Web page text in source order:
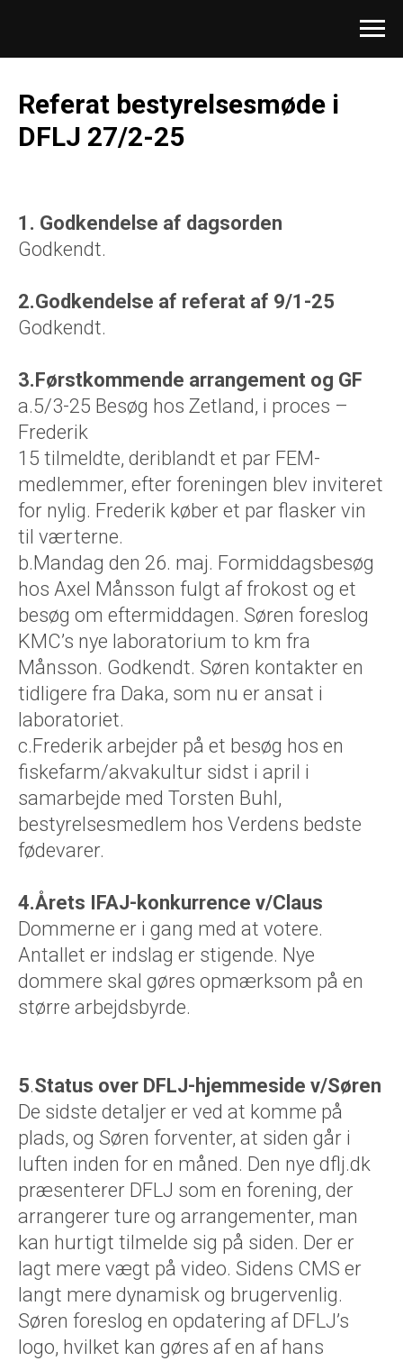
Referat bestyrelsesmøde i
DFLJ 27/2-25
1. Godkendelse af dagsorden
Godkendt.
2.Godkendelse af referat af 9/1-25
Godkendt.
3.Førstkommende arrangement og GF
a.5/3-25 Besøg hos Zetland, i proces –
Frederik
15 tilmeldte, deriblandt et par FEM-
medlemmer, efter foreningen blev inviteret
for nylig. Frederik køber et par flasker vin
til værterne.
b.Mandag den 26. maj. Formiddagsbesøg
hos Axel Månsson fulgt af frokost og et
besøg om eftermiddagen. Søren foreslog
KMC’s nye laboratorium to km fra
Månsson. Godkendt. Søren kontakter en
tidligere fra Daka, som nu er ansat i
laboratoriet.
c.Frederik arbejder på et besøg hos en
fiskefarm/akvakultur sidst i april i
samarbejde med Torsten Buhl,
bestyrelsesmedlem hos Verdens bedste
fødevarer.
4.Årets IFAJ-konkurrence v/Claus
Dommerne er i gang med at votere.
Antallet er indslag er stigende. Nye
dommere skal gøres opmærksom på en
større arbejdsbyrde.
5.Status over DFLJ-hjemmeside v/Søren
De sidste detaljer er ved at komme på
plads, og Søren forventer, at siden går i
luften inden for en måned. Den nye dflj.dk
præsenterer DFLJ som en forening, der
arrangerer ture og arrangementer, man
kan hurtigt tilmelde sig på siden. Der er
lagt mere vægt på video. Sidens CMS er
langt mere dynamisk og brugervenlig.
Søren foreslog en opdatering af DFLJ’s
logo, hvilket kan gøres af en af hans